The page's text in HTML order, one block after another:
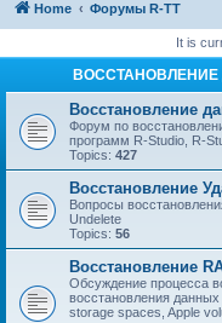
Home Форумы R-TT
It is
Восстановление
Форум по
программ R-Studio, R-
Topics: 427
Восстановление
Вопросы
Undelete
Topics: 56
Восстановление
Обсуждение процесса
восстановления
storage spaces, Apple